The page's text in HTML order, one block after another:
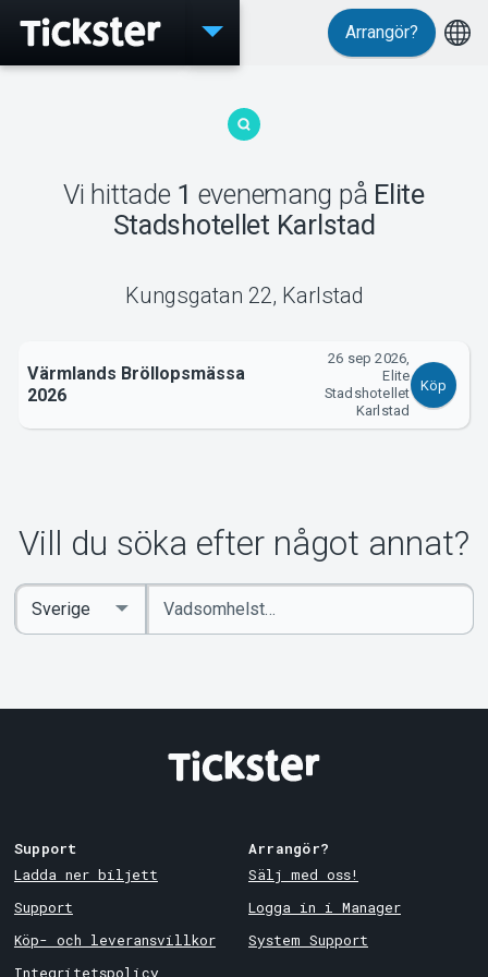
Evenemang
MyTickster
Support
Arrangör?
Vi hittade 1 evenemang på Elite
Stadshotellet Karlstad
Kungsgatan 22, Karlstad
Värmlands Bröllopsmässa
2026
26 sep 2026,
Elite
Stadshotellet
Karlstad
Köp
Vill du söka efter något annat?
Ange
sökord
Select
Country
Support
Ladda ner biljett
Support
Köp- och leveransvillkor
Integritetspolicy
Arrangör?
Sälj med oss!
Logga in i Manager
System Support